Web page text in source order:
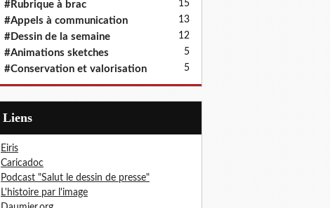
#Rubrique à brac 15
#Appels à communication 13
#Dessin de la semaine 12
#Animations sketches 5
#Conservation et valorisation 5
Liens
Eiris
Caricadoc
Podcast "Salut le dessin de presse"
L'histoire par l'image